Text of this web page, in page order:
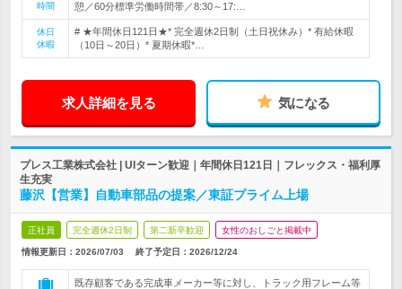
時間
憩／60分標準労働時間帯／8:30～17:…
休日
休暇
# ★年間休日121日★* 完全週休2日制（土日祝休み）* 有給休暇
（10日～20日）* 夏期休暇*…
求人詳細を見る 気になる
プレス工業株式会社 | UIターン歓迎｜年間休日121日｜フレックス・福利厚
生充実
藤沢【営業】自動車部品の提案／東証プライム上場
正社員 完全週休2日制 第二新卒歓迎 女性のおしごと掲載中
情報更新日：2026/07/03 終了予定日： 2026/12/24
既存顧客である完成車メーカー等に対し、トラック用フレーム等